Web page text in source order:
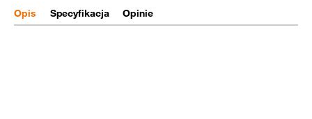
Opis Specyfikacja Opinie